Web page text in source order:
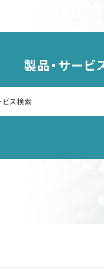
製品・サービ